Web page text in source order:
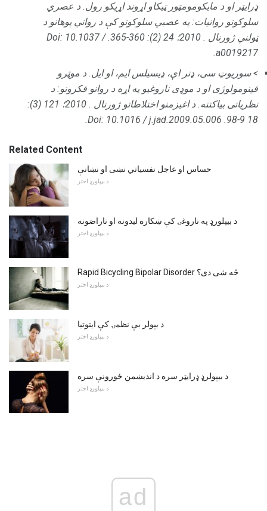
ډرایټر او د مایکومومټور ټیکاو اړوند اړیکو رول. د عصري
سلوکونو روانيات: په عصبي سلوکونو کې د رواني پوهانو د
ټولنې ژورنال . 2010؛ 24 (2): 360-365.
Doi: 10.1037 /
a0019217.
> سوریوټ سی، ډنر اې، ډیسیلس ایم، او ایل. د موټرو
فینومولوژی او د موډی ناروغیو په اړه د روانو فکرونو: د
نظریاتی بیاکتنه. د اغیزمنو اختلاطاتو ژورنال .
2010؛ 121 (3):
18 9-98.
Doi: 10.1016 / j.jad.2009.05.006.
Related Content
حساس او عاجل نفسیاتي نښی او نښانې
د بیپلورډ اختر
د بیپلورډ په ناروغۍ کې ښکاره لیدونه او ناراضونه
د بیپلورډ اختر
Rapid Bicycling Bipolar Disorder څه شی دی؟
د بیپلورډ اختر
د بپولر بې نظمۍ کې ایتوتیا
د بیپلورډ اختر
د بیپولرډ ډرایټر سره د اندیښمن ځورونې سره
د بیپلورډ اختر
ad